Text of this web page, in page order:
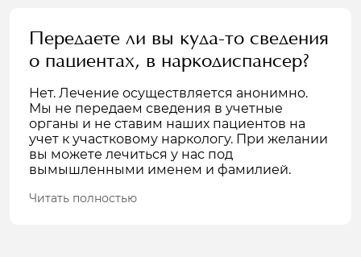
Передаете ли вы куда-то сведения
о пациентах, в наркодиспансер?
Нет. Лечение осуществляется анонимно.
Мы не передаем сведения в учетные
органы и не ставим наших пациентов на
учет к участковому наркологу. При желании
вы можете лечиться у нас под
вымышленными именем и фамилией.
Читать полностью